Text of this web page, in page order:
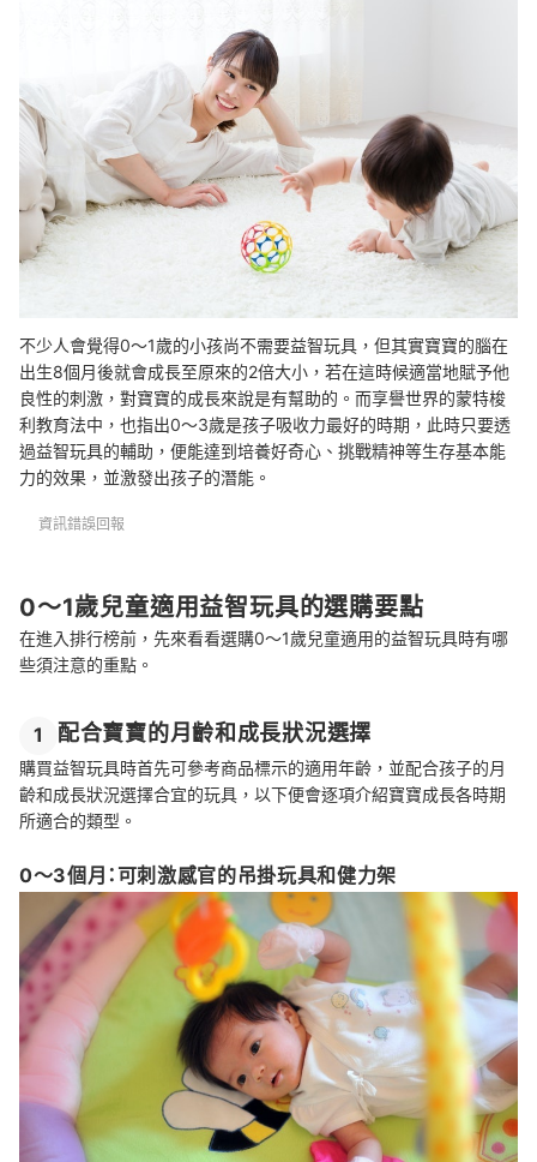
不少人會覺得0～1歲的小孩尚不需要益智玩具，但其實寶寶的腦在
出生8個月後就會成長至原來的2倍大小，若在這時候適當地賦予他
良性的刺激，對寶寶的成長來說是有幫助的。而享譽世界的蒙特梭
利教育法中，也指出0～3歲是孩子吸收力最好的時期，此時只要透
過益智玩具的輔助，便能達到培養好奇心、挑戰精神等生存基本能
力的效果，並激發出孩子的潛能。
資訊錯誤回報
0～1歲兒童適用益智玩具的選購要點
在進入排行榜前，先來看看選購0～1歲兒童適用的益智玩具時有哪
些須注意的重點。
1 配合寶寶的月齡和成長狀況選擇
購買益智玩具時首先可參考商品標示的適用年齡，並配合孩子的月
齡和成長狀況選擇合宜的玩具，以下便會逐項介紹寶寶成長各時期
所適合的類型。
0～3個月：可刺激感官的吊掛玩具和健力架